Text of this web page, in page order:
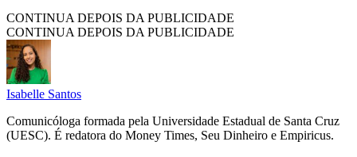
CONTINUA DEPOIS DA PUBLICIDADE
CONTINUA DEPOIS DA PUBLICIDADE
Isabelle Santos
Comunicóloga formada pela Universidade Estadual de Santa Cruz
(UESC). É redatora do Money Times, Seu Dinheiro e Empiricus.